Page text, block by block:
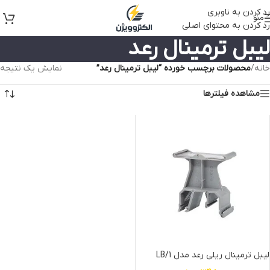
رد کردن به ناوبری
رد کردن به محتوای اصلی
منو
لیبل ترمینال رعد
خانه/محصولات برچسب خورده “لیبل ترمینال رعد” نمایش یک نتیجه
مشاهده فیلترها
لیبل ترمینال ریلی رعد مدل LB/1